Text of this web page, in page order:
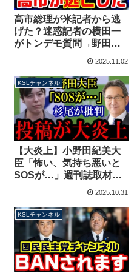
高市総理が米記者から逃
げた？迷惑記者の横田一
がトンデモ質問→野田代
う下がれ」撃沈する
【KSLチャンネル】
2025.11.02
KSLチャンネル
【大炎上】小野田紀美大
臣「怖い、気持ち悪いと
SOSが…」週刊誌取材に
抗議→杉尾秀哉が無神経
【KSLチャンネル】
2025.10.31
KSLチャンネル